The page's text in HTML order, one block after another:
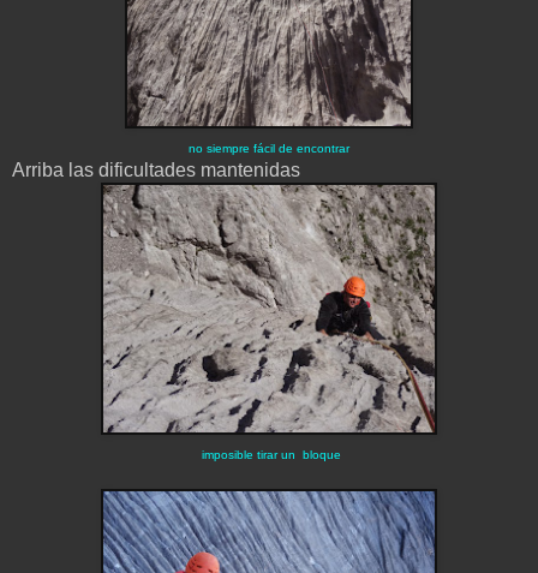
no siempre fácil de encontrar
Arriba las dificultades mantenidas
imposible tirar un bloque